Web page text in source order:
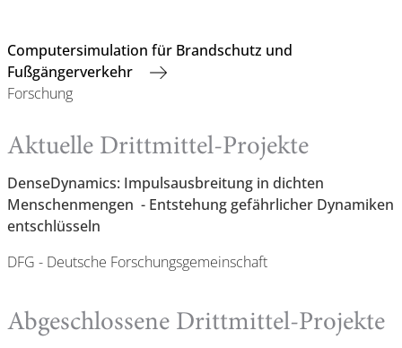
Computersimulation für Brandschutz und
Fußgängerverkehr
Forschung
Aktuelle Drittmittel-Projekte
DenseDynamics: Impulsausbreitung in dichten
Menschenmengen - Entstehung gefährlicher Dynamiken
entschlüsseln
DFG - Deutsche Forschungsgemeinschaft
Abgeschlossene Drittmittel-Projekte